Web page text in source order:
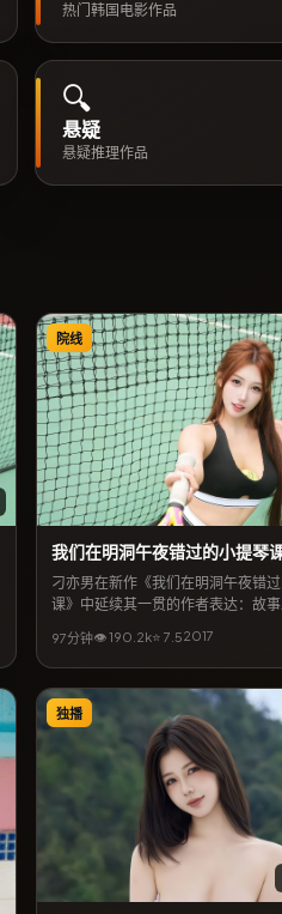
热门韩国电影作品
🔍
悬疑
悬疑推理作品
院线
我们在明洞午夜错过的小提琴
刁亦男在新作《我们在明洞午夜错
课》中延续其一贯的作者表达：故事
康昊、黄渤领衔主演，10月16日起可
台收看全片。影片口碑强调视听质
怀，关键词包含「爱情电影」「中
景」「刁亦男作品」。
97分钟👁190.2k⭐ 7.52017
独播